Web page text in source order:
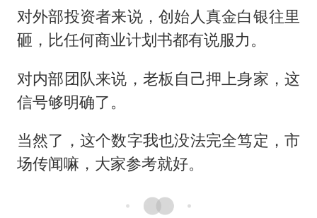
对外部投资者来说，创始人真金白银往里
砸，比任何商业计划书都有说服力。
对内部团队来说，老板自己押上身家，这
信号够明确了。
当然了，这个数字我也没法完全笃定，市
场传闻嘛，大家参考就好。